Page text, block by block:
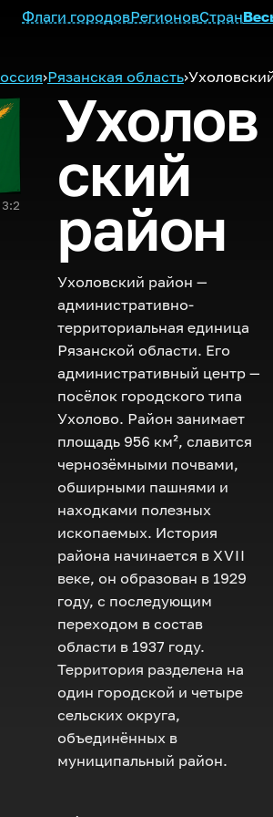
Флаги городовРегионовСтран
›Рязанская область›
3:2
Ухолов
ский
район
Ухоловский район —
административно-
территориальная единица
Рязанской области. Его
административный центр —
посёлок городского типа
Ухолово. Район занимает
площадь 956 км², славится
чернозёмными почвами,
обширными пашнями и
находками полезных
ископаемых. История
района начинается в XVII
веке, он образован в 1929
году, с последующим
переходом в состав
области в 1937 году.
Территория разделена на
один городской и четыре
сельских округа,
объединённых в
муниципальный район.